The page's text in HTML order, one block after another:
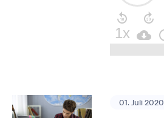
01. Juli 2020